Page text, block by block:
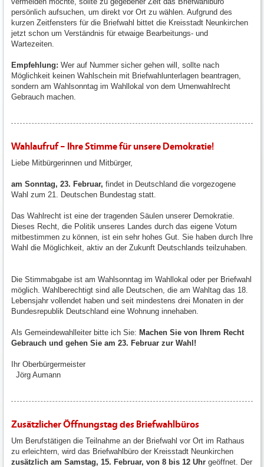
persönlich aufsuchen, um direkt vor Ort zu wählen. Aufgrund des
kurzen Zeitfensters für die Briefwahl bittet die Kreisstadt Neunkirchen
jetzt schon um Verständnis für etwaige Bearbeitungs- und
Wartezeiten.
Empfehlung: Wer auf Nummer sicher gehen will, sollte nach
Möglichkeit keinen Wahlschein mit Briefwahlunterlagen beantragen,
sondern am Wahlsonntag im Wahllokal von dem Urnenwahlrecht
Gebrauch machen.
Wahlaufruf – Ihre Stimme für unsere Demokratie!
Liebe Mitbürgerinnen und Mitbürger,
am Sonntag, 23. Februar, findet in Deutschland die vorgezogene
Wahl zum 21. Deutschen Bundestag statt.
Das Wahlrecht ist eine der tragenden Säulen unserer Demokratie.
Dieses Recht, die Politik unseres Landes durch das eigene Votum
mitbestimmen zu können, ist ein sehr hohes Gut. Sie haben durch Ihre
Wahl die Möglichkeit, aktiv an der Zukunft Deutschlands teilzuhaben.
Die Stimmabgabe ist am Wahlsonntag im Wahllokal oder per Briefwahl
möglich. Wahlberechtigt sind alle Deutschen, die am Wahltag das 18.
Lebensjahr vollendet haben und seit mindestens drei Monaten in der
Bundesrepublik Deutschland eine Wohnung innehaben.
Als Gemeindewahlleiter bitte ich Sie: Machen Sie von Ihrem Recht
Gebrauch und gehen Sie am 23. Februar zur Wahl!
Ihr Oberbürgermeister
Jörg Aumann
Zusätzlicher Öffnungstag des Briefwahlbüros
Um Berufstätigen die Teilnahme an der Briefwahl vor Ort im Rathaus
zu erleichtern, wird das Briefwahlbüro der Kreisstadt Neunkirchen
zusätzlich am Samstag, 15. Februar, von 8 bis 12 Uhr geöffnet. Der